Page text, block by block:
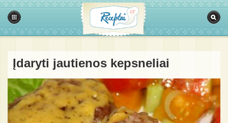
Įdaryti jautienos kepsneliai